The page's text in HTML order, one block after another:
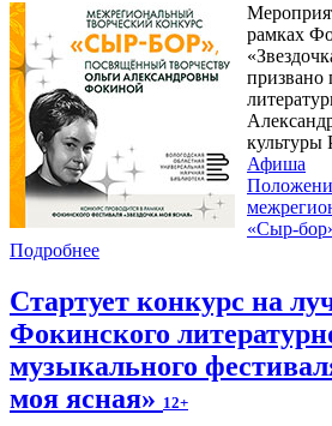
рамках
призвано
культуры
Афиша
«Сыр-
Подробнее
Стартует конкурс на
Фокинского
музыкального
моя ясная» 12+